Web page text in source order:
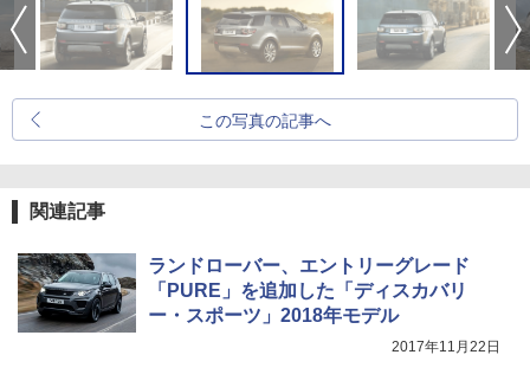
この写真の記事へ
関連記事
ランドローバー、エントリーグレード
「PURE」を追加した「ディスカバリ
ー・スポーツ」2018年モデル
2017年11月22日